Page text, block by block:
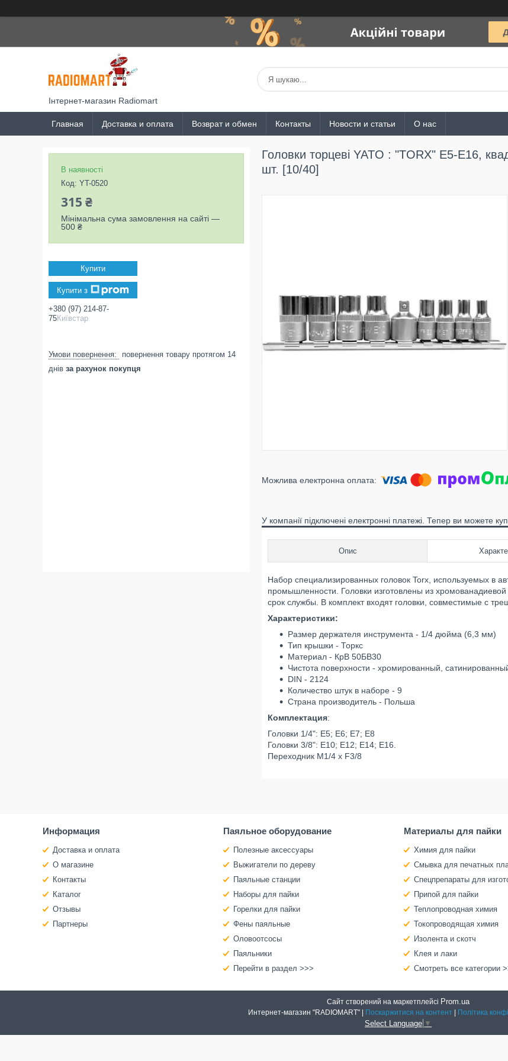
Інтернет-магазин Radiomart
Главная Доставка и оплата Возврат и обмен Контакты Новости и статьи О нас
Головки торцеві YATO : "TORX" Е5-Е16,
шт. [10/40]
У компанії підключені електронні платежі. Тепер ви можете
Опис
Набор специализированных головок Torx, используемых в
промышленности. Головки изготовлены из
срок службы. В комплект входят головки, совместимые с
Характеристики:
Размер держателя инструмента - 1/4 дюйма (6,3 мм)
Тип крышки - Торкс
Материал - КрВ 50БВ30
Чистота поверхности - хромированный,
DIN - 2124
Количество штук в наборе - 9
Страна производитель - Польша
Комплектация:
Головки 1/4": E5; E6; E7; E8
Головки 3/8": E10; E12; E14; E16.
Переходник M1/4 x F3/8
В наявності
Код: YT-0520
315 ₴
Мінімальна сума замовлення на сайті —
500 ₴
Купити
Купити з
+380 (97) 214-87-
75Київстар
повернення товару протягом 14
днів за рахунок покупця
Информация
Доставка и оплата
О магазине
Контакты
Каталог
Отзывы
Партнеры
Паяльное оборудование
Полезные аксессуары
Выжигатели по дереву
Паяльные станции
Наборы для пайки
Горелки для пайки
Фены паяльные
Оловоотсосы
Паяльники
Перейти в раздел >>>
Материалы для пайки
Химия для пайки
Смывка для печатных
Спецпрепараты для
Припой для пайки
Теплопроводная химия
Токопроводящая химия
Изолента и скотч
Клея и лаки
Смотреть все категории
Сайт створений на маркетплейсі Prom.ua
Поскаржитися на контент Політика
Select Language ▼